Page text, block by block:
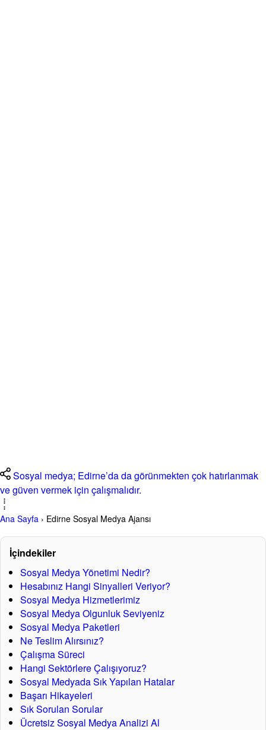
Edirne Sosyal Medya Ajansı
İçerik planı, sosyal medya reklamı, tasarım, video ve topluluk
iletişimini birlikte yönetiyoruz.
Edirne’da takipçi değil güven, etkileşim değil ticari ilgi
üreten sosyal medya sistemi kuruyoruz.
Ali Tarhan Dijital Atölye — Edirne için içerik ve reklam uyumlu
sosyal medya yönetimi
Sosyal medya; Edirne’da da görünmekten çok hatırlanmak
ve güven vermek için çalışmalıdır.
Ana Sayfa › Edirne Sosyal Medya Ajansı
İçindekiler
Sosyal Medya Yönetimi Nedir?
Hesabınız Hangi Sinyalleri Veriyor?
Sosyal Medya Hizmetlerimiz
Sosyal Medya Olgunluk Seviyeniz
Sosyal Medya Paketleri
Ne Teslim Alırsınız?
Çalışma Süreci
Hangi Sektörlere Çalışıyoruz?
Sosyal Medyada Sık Yapılan Hatalar
Başarı Hikayeleri
Sık Sorulan Sorular
Ücretsiz Sosyal Medya Analizi Al